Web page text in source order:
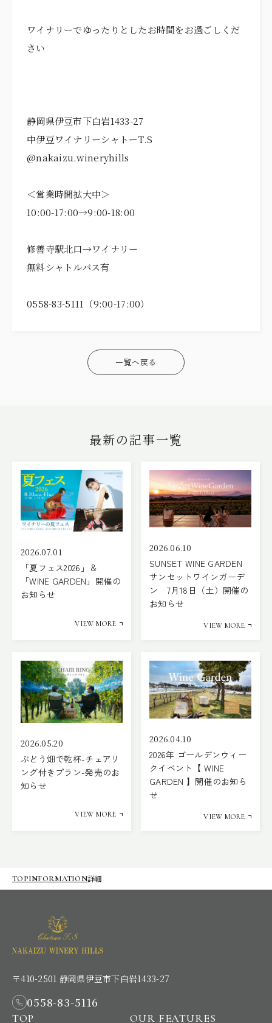
ワイナリーでゆったりとしたお時間をお過ごしくだ
さい
静岡県伊豆市下白岩1433-27
中伊豆ワイナリーシャトーT.S
@nakaizu.wineryhills
＜営業時間拡大中＞
10:00-17:00→9:00-18:00
修善寺駅北口→ワイナリー
無料シャトルバス有
0558-83-5111（9:00-17:00）
一覧へ戻る
最新の記事一覧
2026.07.01
「夏フェス2026」＆
「WINE GARDEN」開催の
お知らせ
VIEW MORE
2026.06.10
SUNSET WINE GARDEN
サンセットワインガーデ
ン 7月18日（土）開催の
お知らせ
VIEW MORE
2026.05.20
ぶどう畑で乾杯-チェアリ
ング付きプラン-発売のお
知らせ
VIEW MORE
2026.04.10
2026年 ゴールデンウィー
クイベント【 WINE
GARDEN 】開催のお知ら
せ
VIEW MORE
TOPINFORMATION詳細
〒410-2501 静岡県伊豆市下白岩1433-27
0558-83-5116
TOP OUR FEATURES